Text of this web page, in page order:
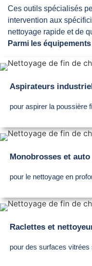
Ces outils spécialisés
intervention aux
nettoyage rapide et de
Parmi les
Aspirateurs
pour aspirer la poussière
Monobrosses et
pour le nettoyage en
Raclettes et
pour des surfaces vitrées